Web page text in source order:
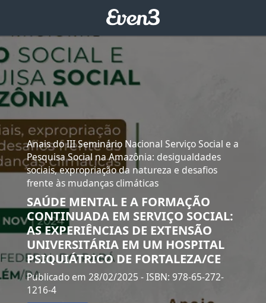
Anais do III Seminário Nacional Serviço Social e a
Pesquisa Social na Amazônia: desigualdades
sociais, expropriação da natureza e desafios
frente às mudanças climáticas
SAÚDE MENTAL E A FORMAÇÃO
CONTINUADA EM SERVIÇO SOCIAL:
AS EXPERIÊNCIAS DE EXTENSÃO
UNIVERSITÁRIA EM UM HOSPITAL
PSIQUIÁTRICO DE FORTALEZA/CE
Publicado em 28/02/2025 - ISBN: 978-65-272-
1216-4